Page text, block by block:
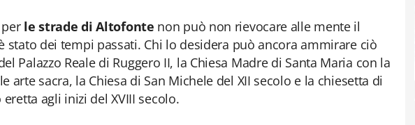
le strade di Altofonte non può non rievocare alle mente il
stato dei tempi passati. Chi lo desidera può ancora ammirare ciò
Palazzo Reale di Ruggero II, la Chiesa Madre di Santa Maria con la
arte sacra, la Chiesa di San Michele del XII secolo e la chiesetta di
eretta agli inizi del XVIII secolo.